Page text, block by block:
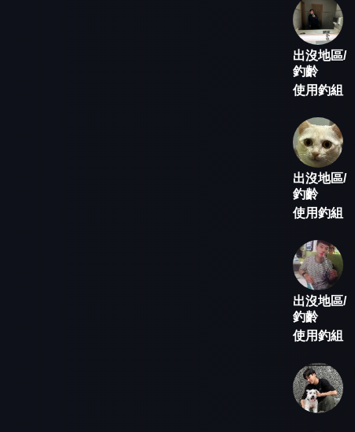
出沒地區/
釣齡
使用釣組
出沒地區/
釣齡
使用釣組
出沒地區/
釣齡
使用釣組